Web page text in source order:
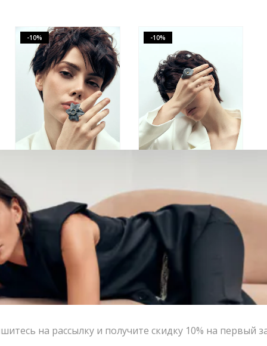
-10%
Кольцо “Нарцисс”, размер XL
14,500.00
13,050.00
-10%
Кольцо “Калла”, размер XL
11,200.00
10,080.00₽
-10%
на рассылку и получите скидку 10% на первый